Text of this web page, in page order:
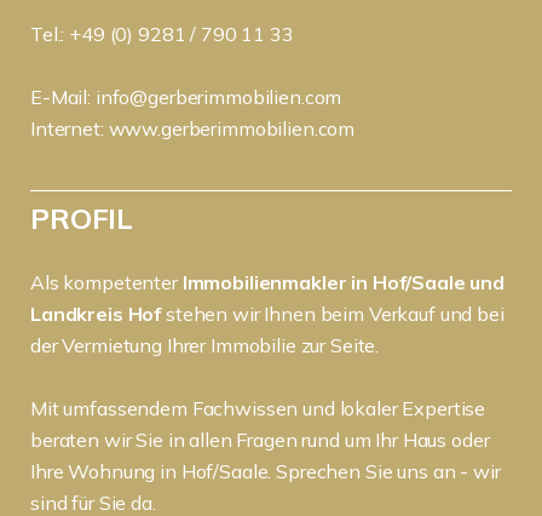
Tel.: +49 (0) 9281 / 790 11 33
E-Mail: info@gerberimmobilien.com
Internet: www.gerberimmobilien.com
PROFIL
Als kompetenter Immobilienmakler in Hof/Saale und
Landkreis Hofstehen wir Ihnen beim Verkauf und bei
der Vermietung Ihrer Immobilie zur Seite.
Mit umfassendem Fachwissen und lokaler Expertise
beraten wir Sie in allen Fragen rund um Ihr Haus oder
Ihre Wohnung in Hof/Saale. Sprechen Sie uns an - wir
sind für Sie da.